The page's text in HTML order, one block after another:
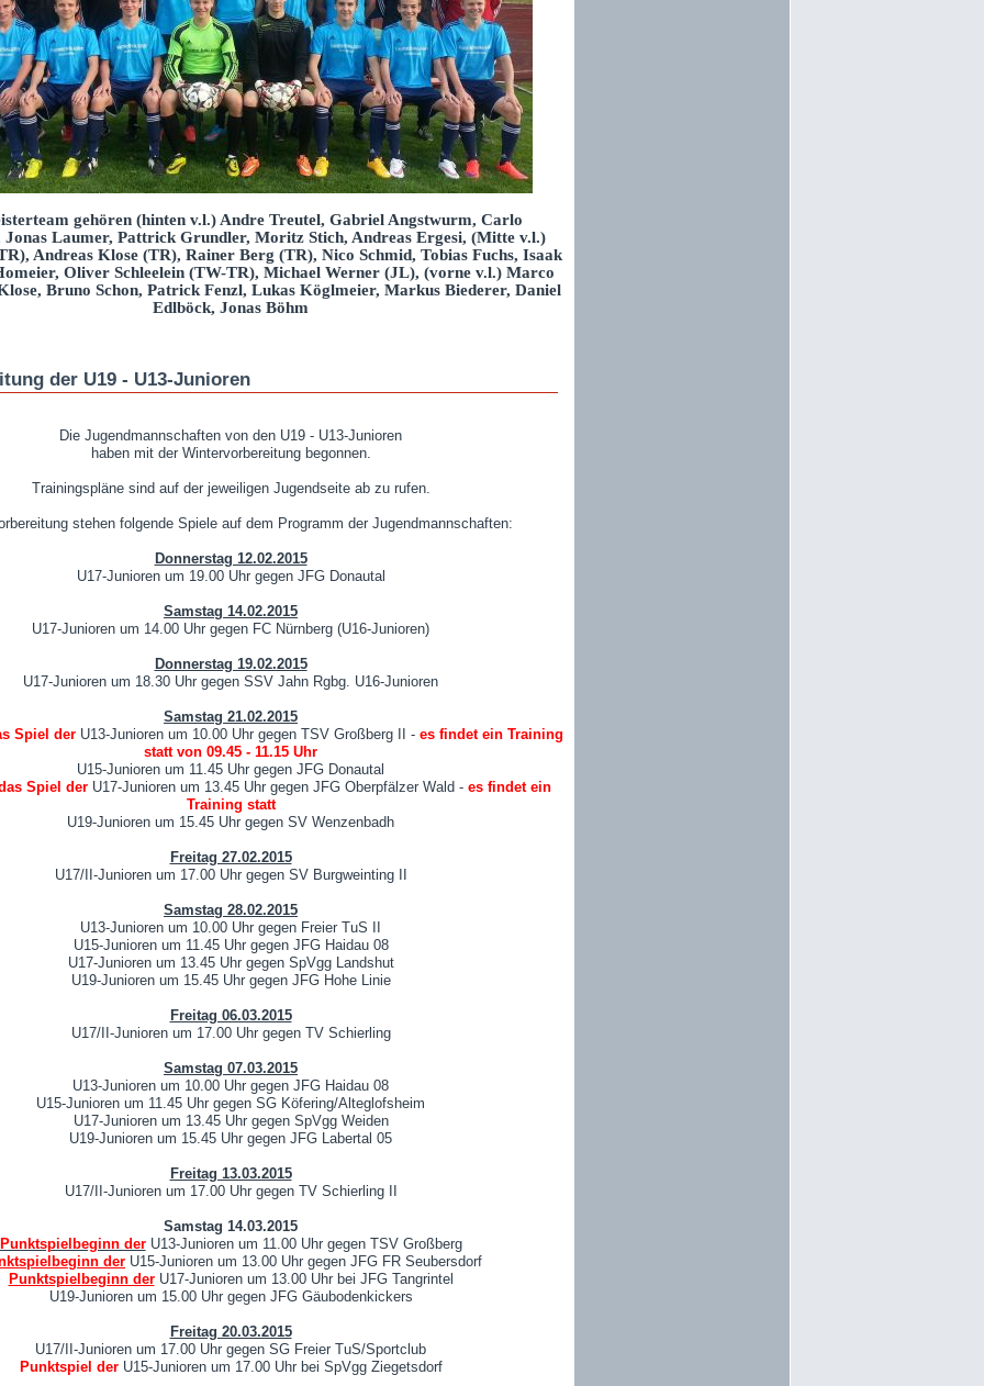
gehören (hinten v.l.) Andre Treutel, Gabriel Angstwurm, Carlo
Jonas Laumer, Pattrick Grundler, Moritz Stich, Andreas Ergesi, (Mitte v.l.)
Andreas Klose (TR), Rainer Berg (TR), Nico Schmid, Tobias Fuchs, Isaak
Oliver Schleelein (TW-TR), Michael Werner (JL), (vorne v.l.) Marco
Bruno Schon, Patrick Fenzl, Lukas Köglmeier, Markus Biederer, Daniel
Edlböck, Jonas Böhm
der U19 - U13-Junioren
Die Jugendmannschaften von den U19 - U13-Junioren
haben mit der Wintervorbereitung begonnen.
Trainingspläne sind auf der jeweiligen Jugendseite ab zu rufen.
stehen folgende Spiele auf dem Programm der Jugendmannschaften:
Donnerstag 12.02.2015
U17-Junioren um 19.00 Uhr gegen JFG Donautal
Samstag 14.02.2015
U17-Junioren um 14.00 Uhr gegen FC Nürnberg (U16-Junioren)
Donnerstag 19.02.2015
U17-Junioren um 18.30 Uhr gegen SSV Jahn Rgbg. U16-Junioren
Samstag 21.02.2015
Spiel der U13-Junioren um 10.00 Uhr gegen TSV Großberg II - es findet ein Training
statt von 09.45 - 11.15 Uhr
U15-Junioren um 11.45 Uhr gegen JFG Donautal
Spiel der U17-Junioren um 13.45 Uhr gegen JFG Oberpfälzer Wald - es findet ein
Training statt
U19-Junioren um 15.45 Uhr gegen SV Wenzenbadh
Freitag 27.02.2015
U17/II-Junioren um 17.00 Uhr gegen SV Burgweinting II
Samstag 28.02.2015
U13-Junioren um 10.00 Uhr gegen Freier TuS II
U15-Junioren um 11.45 Uhr gegen JFG Haidau 08
U17-Junioren um 13.45 Uhr gegen SpVgg Landshut
U19-Junioren um 15.45 Uhr gegen JFG Hohe Linie
Freitag 06.03.2015
U17/II-Junioren um 17.00 Uhr gegen TV Schierling
Samstag 07.03.2015
U13-Junioren um 10.00 Uhr gegen JFG Haidau 08
U15-Junioren um 11.45 Uhr gegen SG Köfering/Alteglofsheim
U17-Junioren um 13.45 Uhr gegen SpVgg Weiden
U19-Junioren um 15.45 Uhr gegen JFG Labertal 05
Freitag 13.03.2015
U17/II-Junioren um 17.00 Uhr gegen TV Schierling II
Samstag 14.03.2015
Punktspielbeginn derU13-Junioren um 11.00 Uhr gegen TSV Großberg
der U15-Junioren um 13.00 Uhr gegen JFG FR Seubersdorf
Punktspielbeginn derU17-Junioren um 13.00 Uhr bei JFG Tangrintel
U19-Junioren um 15.00 Uhr gegen JFG Gäubodenkickers
Freitag 20.03.2015
U17/II-Junioren um 17.00 Uhr gegen SG Freier TuS/Sportclub
Punktspiel der U15-Junioren um 17.00 Uhr bei SpVgg Ziegetsdorf